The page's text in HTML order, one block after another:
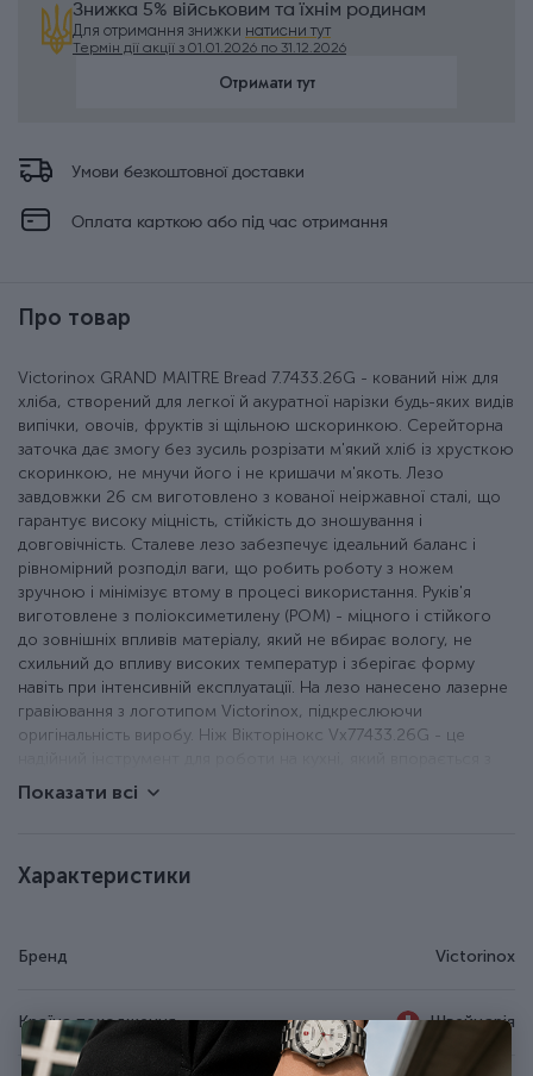
Знижка 5% військовим та їхнім родинам
Для отримання знижки натисни тут
Термін дії акції з 01.01.2026 по 31.12.2026
Отримати тут
Умови безкоштовної доставки
Оплата карткою або під час отримання
Про товар
Victorinox GRAND MAITRE Bread 7.7433.26G - кований ніж для
хліба, створений для легкої й акуратної нарізки будь-яких видів
випічки, овочів, фруктів зі щільною шскоринкою. Серейторна
заточка дає змогу без зусиль розрізати м'який хліб із хрусткою
скоринкою, не мнучи його і не кришачи м'якоть. Лезо
завдовжки 26 см виготовлено з кованої неіржавної сталі, що
гарантує високу міцність, стійкість до зношування і
довговічність. Сталеве лезо забезпечує ідеальний баланс і
рівномірний розподіл ваги, що робить роботу з ножем
зручною і мінімізує втому в процесі використання. Руків'я
виготовлене з поліоксиметилену (POM) - міцного і стійкого
до зовнішніх впливів матеріалу, який не вбирає вологу, не
схильний до впливу високих температур і зберігає форму
навіть при інтенсивній експлуатації. На лезо нанесено лазерне
гравіювання з логотипом Victorinox, підкреслюючи
оригінальність виробу. Ніж Вікторінокс Vx77433.26G - це
будь-якими завданнями під час нарізки хліба, багетів і випічки.
Хвиляста (серейторна) різальна крайка.
Можна мити в посудомийній машині.
Показати всі
Характеристики
Бренд Victorinox
Країна походження Швейцарія